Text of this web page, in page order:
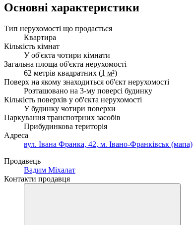
Основні характеристики
Тип нерухомості що продається
Квартира
Кількість кімнат
У об'єкта чотири кімнати
Загальна площа об'єкта нерухомості
62 метрів квадратних (1 м²)
Поверх на якому знаходиться об'єкт нерухомості
Розташовано на 3-му поверсі будинку
Кількість поверхів у об'єкта нерухомості
У будинку чотири поверхи
Паркування транспотрних засобів
Прибудинкова територія
Адреса
вул. Івана Франка, 42, м. Івано-Франківськ (мапа)
Продавець
Вадим Міхалат
Контакти продавця